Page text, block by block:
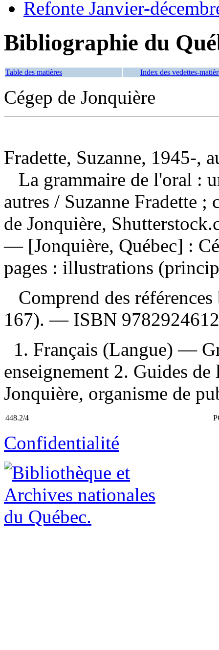
Refonte Janvier-
Bibliographie du
Table des matières Index des vedettes-
Cégep de Jonquière
Fradette, Suzanne, 1945-,
La grammaire de l'oral :
autres / Suzanne Fradette ;
de Jonquière,
— [Jonquière, Québec] :
pages : illustrations
Comprend des
167). — ISBN
1. Français (Langue) —
enseignement 2. Guides
Jonquière, organisme de
448.2/4
Confidentialité